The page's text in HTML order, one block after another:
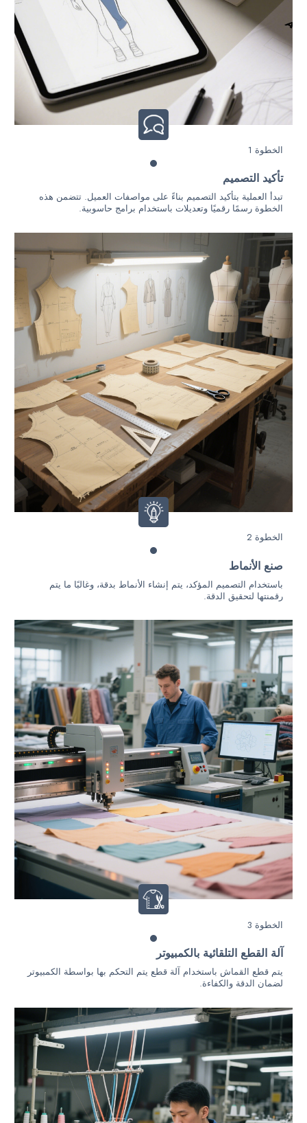
الخطوة 1
تأكيد التصميم
تبدأ العملية بتأكيد التصميم بناءً على مواصفات العميل. تتضمن هذه
الخطوة رسمًا رقميًا وتعديلات باستخدام برامج حاسوبية.
الخطوة 2
صنع الأنماط
باستخدام التصميم المؤكد، يتم إنشاء الأنماط بدقة، وغالبًا ما يتم
رقمنتها لتحقيق الدقة.
الخطوة 3
آلة القطع التلقائية بالكمبيوتر
يتم قطع القماش باستخدام آلة قطع يتم التحكم بها بواسطة الكمبيوتر
لضمان الدقة والكفاءة.